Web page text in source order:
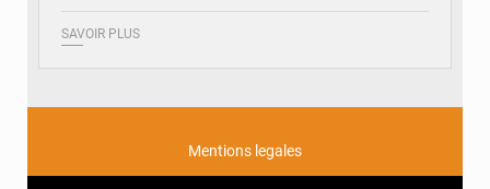
SAVOIR PLUS
Mentions legales